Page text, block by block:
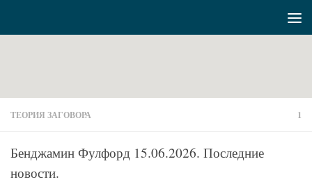
ТЕОРИЯ ЗАГОВОРА 1
Бенджамин Фулфорд 15.06.2026. Последние
новости.